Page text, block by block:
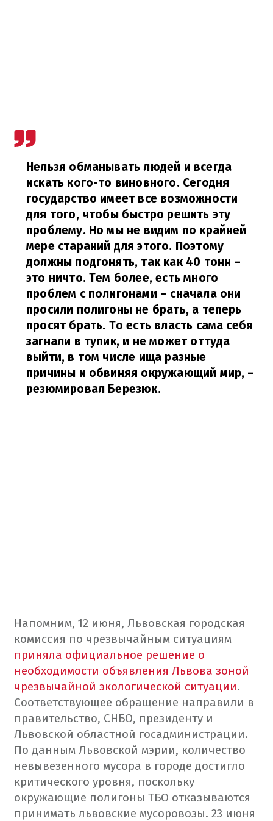
Нельзя обманывать людей и всегда
искать кого-то виновного. Сегодня
государство имеет все возможности
для того, чтобы быстро решить эту
проблему. Но мы не видим по крайней
мере стараний для этого. Поэтому
должны подгонять, так как 40 тонн –
это ничто. Тем более, есть много
проблем с полигонами – сначала они
просили полигоны не брать, а теперь
просят брать. То есть власть сама себя
загнали в тупик, и не может оттуда
выйти, в том числе ища разные
причины и обвиняя окружающий мир, –
резюмировал Березюк.
Напомним, 12 июня, Львовская городская
комиссия по чрезвычайным ситуациям
приняла официальное решение о
необходимости объявления Львова зоной
чрезвычайной экологической ситуации.
Соответствующее обращение направили в
правительство, СНБО, президенту и
Львовской областной госадминистрации.
По данным Львовской мэрии, количество
невывезенного мусора в городе достигло
критического уровня, поскольку
окружающие полигоны ТБО отказываются
принимать львовские мусоровозы. 23 июня